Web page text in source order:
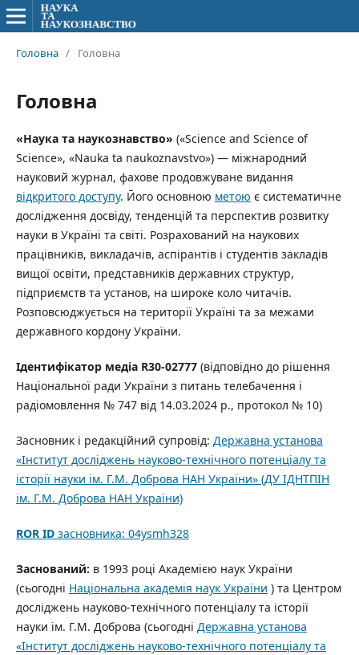
Головна / Головна
Головна
«Наука та наукознавство» («Science and Science of
Science», «Nauka ta naukoznavstvo») — міжнародний
науковий журнал, фахове продовжуване видання
відкритого доступу. Його основною метою є систематичне
дослідження досвіду, тенденцій та перспектив розвитку
науки в Україні та світі. Розрахований на наукових
працівників, викладачів, аспірантів і студентів закладів
вищої освіти, представників державних структур,
підприємств та установ, на широке коло читачів.
Розповсюджується на території Україні та за межами
державного кордону України.
Ідентифікатор медіа R30-02777 (відповідно до рішення
Національної ради України з питань телебачення і
радіомовлення № 747 від 14.03.2024 р., протокол № 10)
Засновник і редакційний супровід: Державна установа
«Інститут досліджень науково-технічного потенціалу та
історії науки ім. Г.М. Доброва НАН України» (ДУ ІДНТПІН
ім. Г.М. Доброва НАН України)
ROR IDзасновника: 04ysmh328
Заснований: в 1993 році Академією наук України
(сьогодні Національна академія наук України ) та Центром
досліджень науково-технічного потенціалу та історії
науки ім. Г.М. Доброва (сьогодні Державна установа
«Інститут досліджень науково-технічного потенціалу та